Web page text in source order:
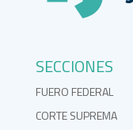
SECCIONES
FUERO FEDERAL
CORTE SUPREMA